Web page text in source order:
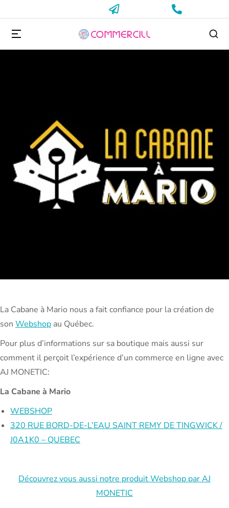
La Cabane à Mario nous a fait confiance pour la création de
son Webshop au Québec.
Pour plus d’informations sur sa boutique mais aussi sur
comment il perçoit l’expérience d’un commerce en ligne avec
AJ MONETIC:
La Cabane à Mario
WEBSHOP
320 RUE BORD-DE-L’EAU SAINT REMY DE TINGWICK /
J0A1K0 – QUEBEC
Découvrez vous aussi notre produit Webshop par AJ
MONETIC